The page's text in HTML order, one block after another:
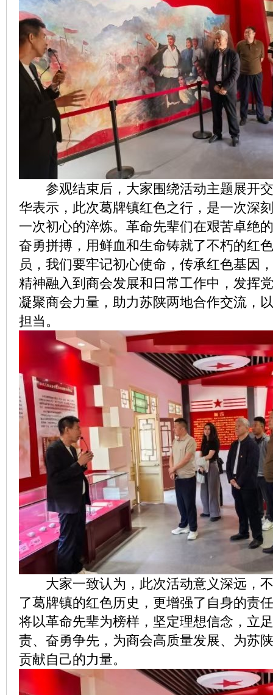
参观结束后，大家围绕活动主题展开交
华表示，此次葛牌镇红色之行，是一次深
一次初心的淬炼。革命先辈们在艰苦卓绝
奋勇拼搏，用鲜血和生命铸就了不朽的红
员，我们要牢记初心使命，传承红色基因
精神融入到商会发展和日常工作中，发挥
凝聚商会力量，助力苏陕两地合作交流，
担当。
大家一致认为，此次活动意义深远，不
了葛牌镇的红色历史，更增强了自身的责
将以革命先辈为榜样，坚定理想信念，立
责、奋勇争先，为商会高质量发展、为苏
贡献自己的力量。